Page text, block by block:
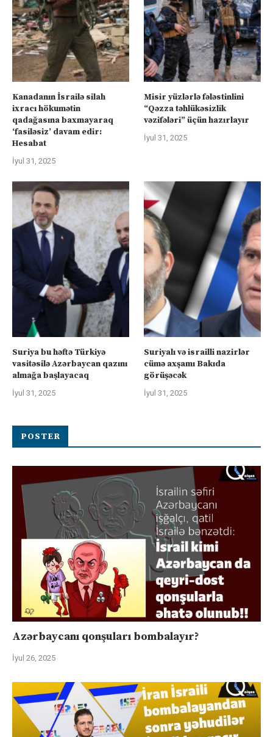
Kanadanın İsrailə silah
ixracı hökumətin
qadağasına baxmayaraq
‘fasiləsiz’ davam edir:
Hesabat
İyul 31, 2025
Misir yüzlərlə fələstinlini
“Qəzza təhlükəsizlik
vəzifələri” üçün hazırlayır
İyul 31, 2025
Suriya bu həftə Türkiyə
vasitəsilə Azərbaycan qazını
almağa başlayacaq
İyul 31, 2025
Suriyalı və israilli nazirlər
cümə axşamı Bakıda
görüşəcək
İyul 31, 2025
POSTER
Azərbaycanı qonşuları bombalayır?
İyul 26, 2025